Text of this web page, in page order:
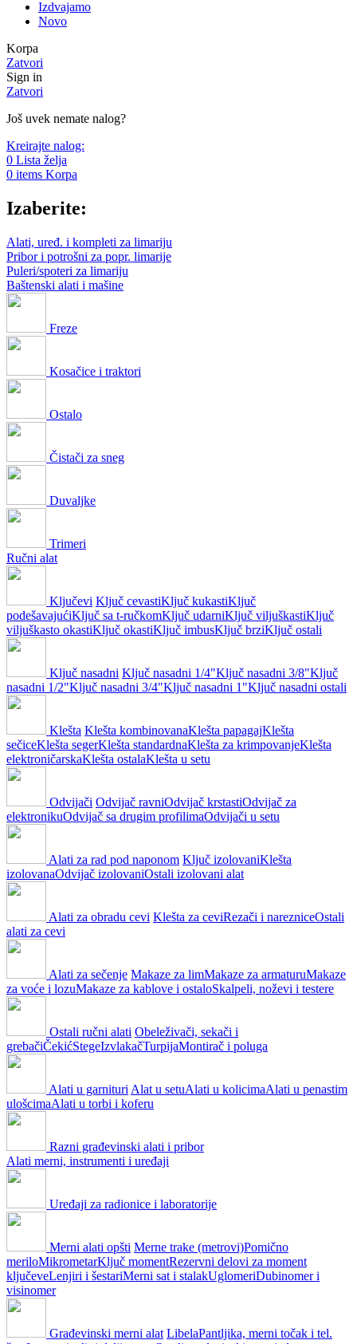
Izdvajamo
Novo
Korpa
Zatvori
Sign in
Zatvori
Još uvek nemate nalog?
Kreirajte nalog:
0 Lista želja
0 items Korpa
Izaberite:
Alati, uređ. i kompleti za limariju
Pribor i potrošni za popr. limarije
Puleri/spoteri za limariju
Baštenski alati i mašine
Freze
Kosačice i traktori
Ostalo
Čistači za sneg
Duvaljke
Trimeri
Ručni alat
Ključevi Ključ cevastiKljuč kukastiKljuč
podešavajućiKljuč sa t-ručkomKljuč udarniKljuč viljuškastiKljuč
viljuškasto okastiKljuč okastiKljuč imbusKljuč brziKljuč ostali
Ključ nasadni Ključ nasadni 1/4"Ključ nasadni 3/8"Ključ
nasadni 1/2"Ključ nasadni 3/4"Ključ nasadni 1"Ključ nasadni ostali
Klešta Klešta kombinovanaKlešta papagajKlešta
sečiceKlešta segerKlešta standardnaKlešta za krimpovanjeKlešta
elektroničarskaKlešta ostalaKlešta u setu
Odvijači Odvijač ravniOdvijač krstastiOdvijač za
elektronikuOdvijač sa drugim profilimaOdvijači u setu
Alati za rad pod naponom Ključ izolovaniKlešta
izolovanaOdvijač izolovaniOstali izolovani alat
Alati za obradu cevi Klešta za ceviRezači i narezniceOstali
alati za cevi
Alati za sečenje Makaze za limMakaze za armaturuMakaze
za voće i lozuMakaze za kablove i ostaloSkalpeli, noževi i testere
Ostali ručni alati Obeleživači, sekači i
grebačiČekićStegeIzvlakačTurpijaMontirač i poluga
Alati u garnituri Alat u setuAlati u kolicimaAlati u penastim
ulošcimaAlati u torbi i koferu
Razni građevinski alati i pribor
Alati merni, instrumenti i uređaji
Uređaji za radionice i laboratorije
Merni alati opšti Merne trake (metrovi)Pomično
meriloMikrometarKljuč momentRezervni delovi za moment
ključeveLenjiri i šestariMerni sat i stalakUglomeriDubinomer i
visinomer
Građevinski merni alat LibelaPantljika, merni točak i tel.